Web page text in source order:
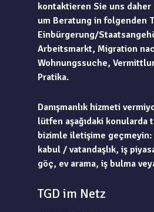
kontaktieren Sie uns
um Beratung in folgenden
Einbürgerung/
Arbeitsmarkt, Migration
Wohnungssuche,
Pratika.
Danışmanlık hizmeti
lütfen aşağıdaki konularda
bizimle iletişime geçmeyin:
kabul / vatandaşlık, iş
göç, ev arama, iş bulma
TGD im Netz